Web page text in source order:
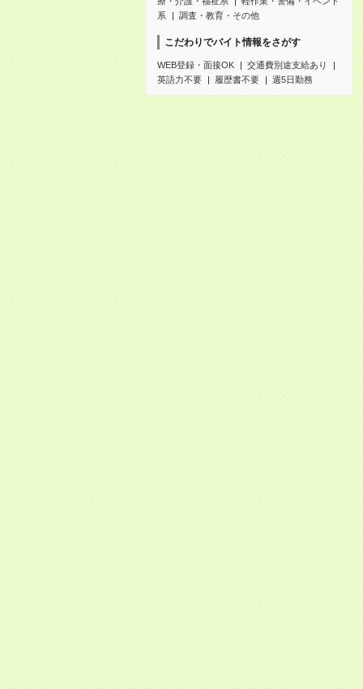
系
調査・教育・その他
こだわりでバイト情報をさがす
WEB登録・面接OK
交通費別途支給あり
英語力不要
履歴書不要 週5日勤務